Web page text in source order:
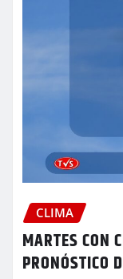
CLIMA
MARTES CON
PRONÓSTICO